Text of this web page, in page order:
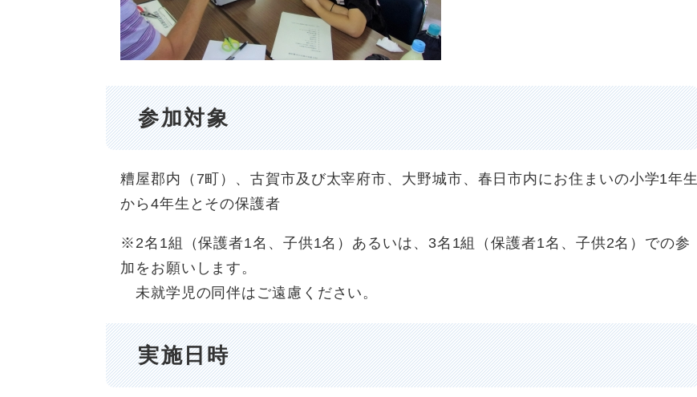
参加対象
糟屋郡内（7町）、古賀市及び太宰府市、大野城市、春日市内にお住まいの小学1年生
から4年生とその保護者
※2名1組（保護者1名、子供1名）あるいは、3名1組（保護者1名、子供2名）での参
加をお願いします。
未就学児の同伴はご遠慮ください。
実施日時